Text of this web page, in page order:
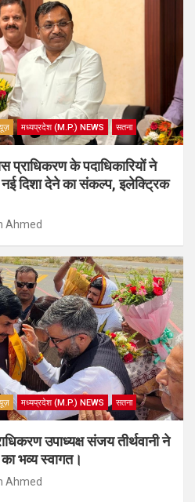
मध्यप्रदेश (M.P.) NEWS सतना
प्राधिकरण के पदाधिकारियों ने
नई दिशा देने का संकल्प, इलेक्ट्रिक
Ahmed
मध्यप्रदेश (M.P.) NEWS सतना
उपाध्यक्ष संजय तीर्थवानी ने
भव्य स्वागत।
Ahmed